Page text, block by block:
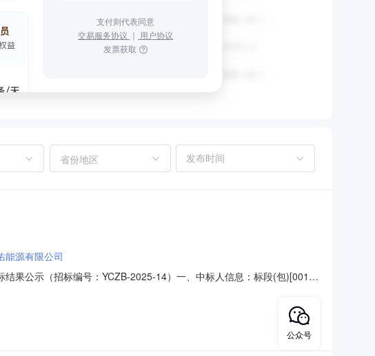
支付则代表同意
交易服务协议 ｜ 用户协议
发票获取
省份地区
能源有限公司
果公示（招标编号：YCZB-2025-14）一、中标人信息：标段(包)[001]
3.延安市奥维石油工程技术有限公司4.陕西茂发
公众号